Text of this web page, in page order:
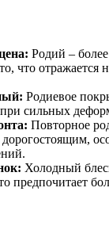
Родий –
что отражается
Родиевое
при сильных
Повторное
Холодный
предпочитает